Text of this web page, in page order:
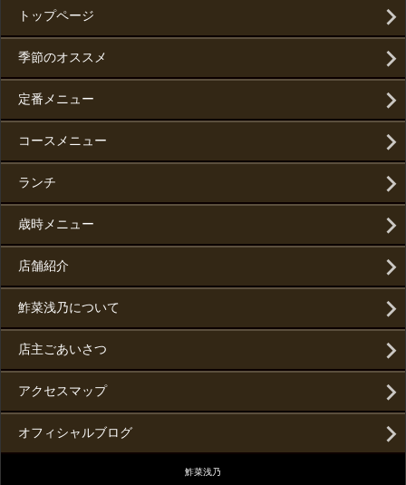
トップページ
季節のオススメ
定番メニュー
コースメニュー
ランチ
歳時メニュー
店舗紹介
鮓菜浅乃について
店主ごあいさつ
アクセスマップ
オフィシャルブログ
鮓菜浅乃